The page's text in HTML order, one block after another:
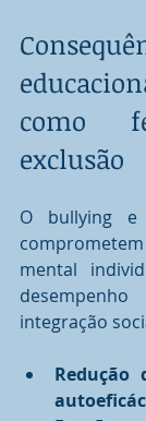
como
exclusão
O bullying e
mental
integração